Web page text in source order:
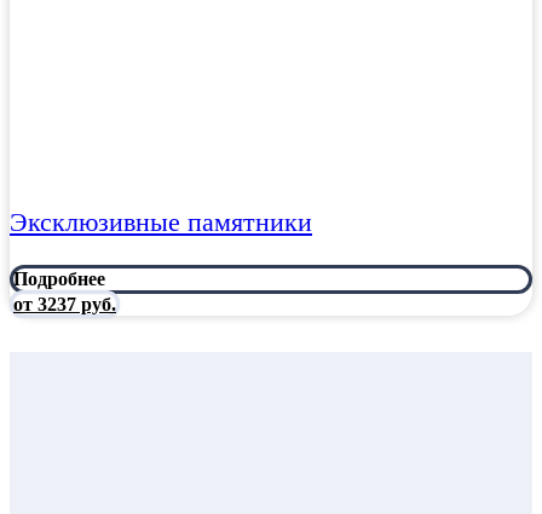
Эксклюзивные памятники
Подробнее
от 3237 руб.